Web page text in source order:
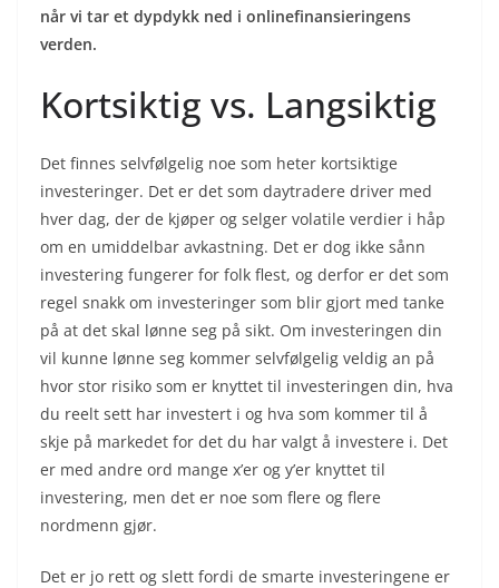
når vi tar et dypdykk ned i onlinefinansieringens
verden.
Kortsiktig vs. Langsiktig
Det finnes selvfølgelig noe som heter kortsiktige
investeringer. Det er det som daytradere driver med
hver dag, der de kjøper og selger volatile verdier i håp
om en umiddelbar avkastning. Det er dog ikke sånn
investering fungerer for folk flest, og derfor er det som
regel snakk om investeringer som blir gjort med tanke
på at det skal lønne seg på sikt. Om investeringen din
vil kunne lønne seg kommer selvfølgelig veldig an på
hvor stor risiko som er knyttet til investeringen din, hva
du reelt sett har investert i og hva som kommer til å
skje på markedet for det du har valgt å investere i. Det
er med andre ord mange x’er og y’er knyttet til
investering, men det er noe som flere og flere
nordmenn gjør.
Det er jo rett og slett fordi de smarte investeringene er